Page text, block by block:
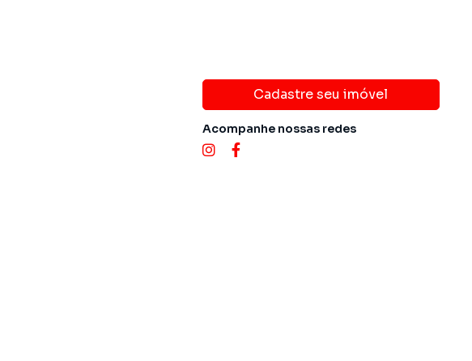
Cadastre seu imóvel
Acompanhe nossas redes